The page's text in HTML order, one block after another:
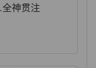
神贯注